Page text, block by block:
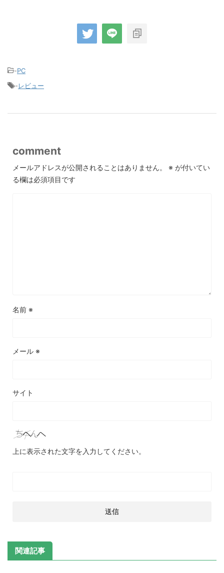
-PC
-レビュー
comment
メールアドレスが公開されることはありません。 ※ が付いてい
る欄は必須項目です
名前 ※
メール ※
サイト
上に表示された文字を入力してください。
関連記事